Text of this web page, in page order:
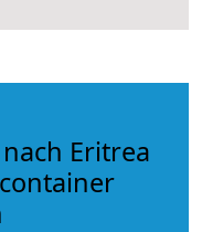
Eritrea